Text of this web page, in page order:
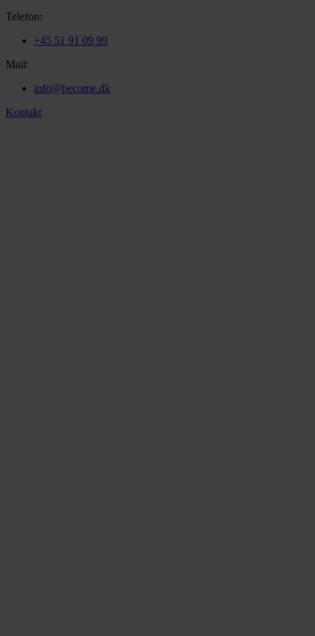
Telefon:
+45 51 91 09 99
Mail:
info@become.dk
Kontakt